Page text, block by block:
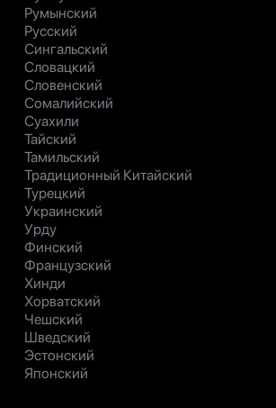
Румынский
Русский
Сингальский
Словацкий
Словенский
Сомалийский
Суахили
Тайский
Тамильский
Традиционный Китайский
Турецкий
Украинский
Урду
Финский
Французский
Хинди
Хорватский
Чешский
Шведский
Эстонский
Японский